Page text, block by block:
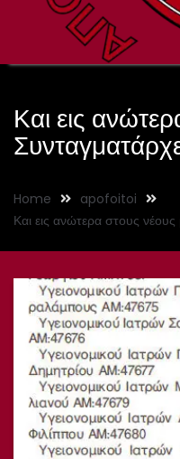
Και εις
Home
apofoitoi
Και εις ανώτερα στους